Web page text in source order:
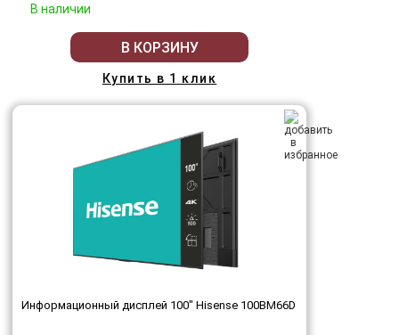
В наличии
В КОРЗИНУ
Купить в 1 клик
Информационный дисплей 100" Hisense 100BM66D